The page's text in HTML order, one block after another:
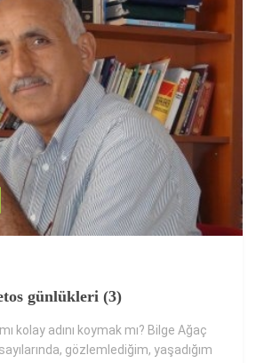
günlükleri (3)
kolay adını koymak mı? Bilge Ağaç
gözlemlediğim, yaşadığım